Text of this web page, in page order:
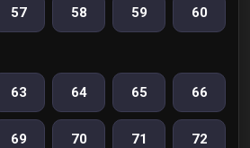
57 58 59 60
63 64 65 66
69 70 71 72